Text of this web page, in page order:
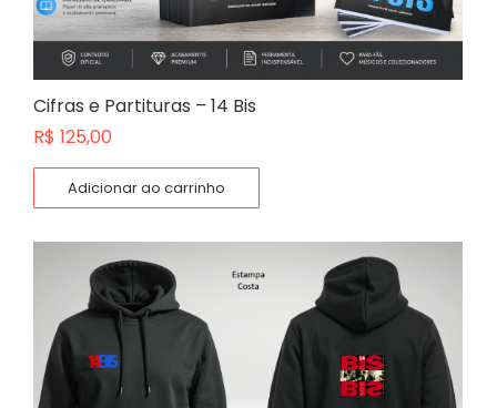
Cifras e Partituras – 14 Bis
R$ 125,00
Adicionar ao carrinho